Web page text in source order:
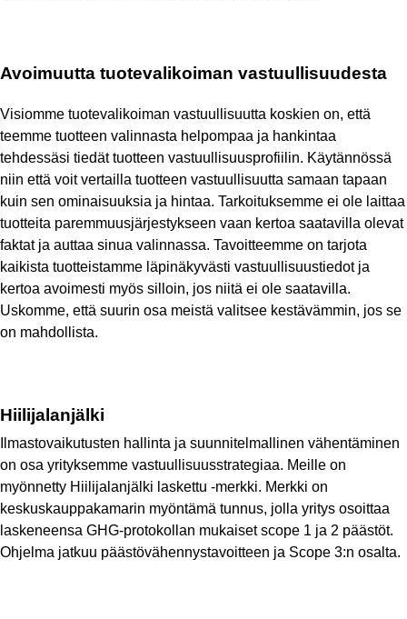
Avoimuutta tuotevalikoiman vastuullisuudesta
Visiomme tuotevalikoiman vastuullisuutta koskien on, että
teemme tuotteen valinnasta helpompaa ja hankintaa
tehdessäsi tiedät tuotteen vastuullisuusprofiilin. Käytännössä
niin että voit vertailla tuotteen vastuullisuutta samaan tapaan
kuin sen ominaisuuksia ja hintaa. Tarkoituksemme ei ole laittaa
tuotteita paremmuusjärjestykseen vaan kertoa saatavilla olevat
faktat ja auttaa sinua valinnassa. Tavoitteemme on tarjota
kaikista tuotteistamme läpinäkyvästi vastuullisuustiedot ja
kertoa avoimesti myös silloin, jos niitä ei ole saatavilla.
Uskomme, että suurin osa meistä valitsee kestävämmin, jos se
on mahdollista.
Hiilijalanjälki
Ilmastovaikutusten hallinta ja suunnitelmallinen vähentäminen
on osa yrityksemme vastuullisuusstrategiaa. Meille on
myönnetty Hiilijalanjälki laskettu -merkki. Merkki on
keskuskauppakamarin myöntämä tunnus, jolla yritys osoittaa
laskeneensa GHG-protokollan mukaiset scope 1 ja 2 päästöt.
Ohjelma jatkuu päästövähennystavoitteen ja Scope 3:n osalta.